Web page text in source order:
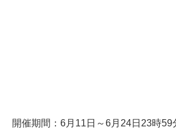
開催期間：6月11日～6月24日23時59